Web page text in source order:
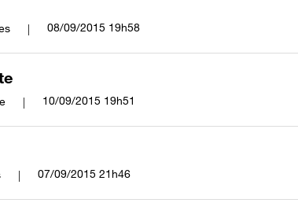
‎08/09/2015 19h58
‎10/09/2015 19h51
‎07/09/2015 21h46